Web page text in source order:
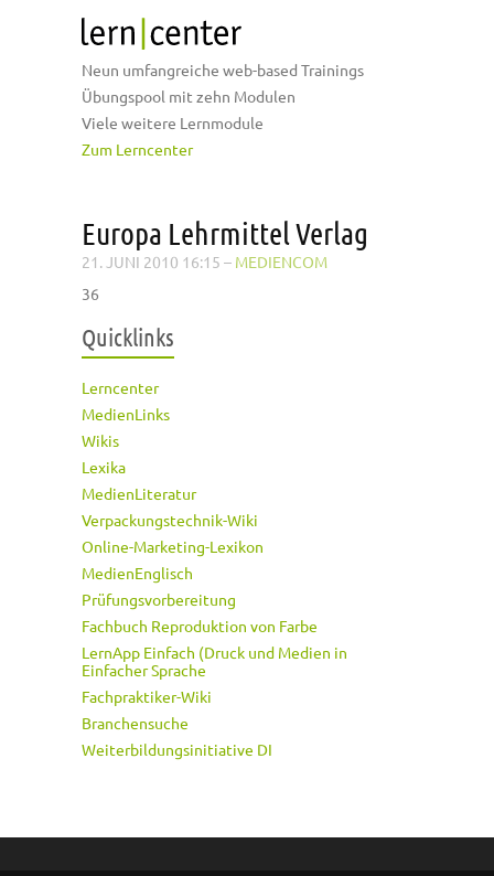
Neun umfangreiche web-based Trainings
Übungspool mit zehn Modulen
Viele weitere Lernmodule
Zum Lerncenter
Europa Lehrmittel Verlag
21. JUNI 2010 16:15 – MEDIENCOM
36
Quicklinks
Lerncenter
MedienLinks
Wikis
Lexika
MedienLiteratur
Verpackungstechnik-Wiki
Online-Marketing-Lexikon
MedienEnglisch
Prüfungsvorbereitung
Fachbuch Reproduktion von Farbe
LernApp Einfach (Druck und Medien in
Einfacher Sprache
Fachpraktiker-Wiki
Branchensuche
Weiterbildungsinitiative DI